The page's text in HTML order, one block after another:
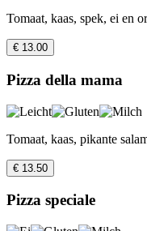
Tomaat, kaas, spek, ei en
€ 13.00
Pizza della mama
Tomaat, kaas, pikante
€ 13.50
Pizza speciale